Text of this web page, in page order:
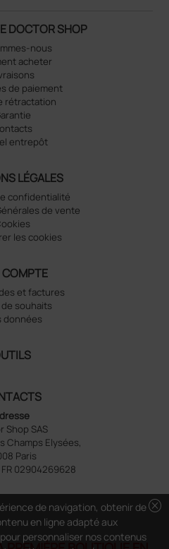
DOCTOR SHOP
nous
acheter
de paiement
rétractation
entrepôt
LÉGALES
confidentialité
de vente
les cookies
et factures
souhaits
données
Shop SAS
Champs Elysées,
Paris
FR 02904269628
cancel
de navigation, obtenir de
en ligne adapté aux
personnaliser nos contenus